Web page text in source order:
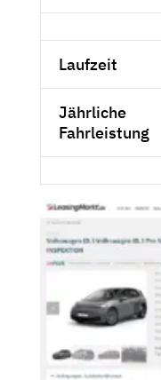
Laufzeit
Jährliche
Fahrleistung